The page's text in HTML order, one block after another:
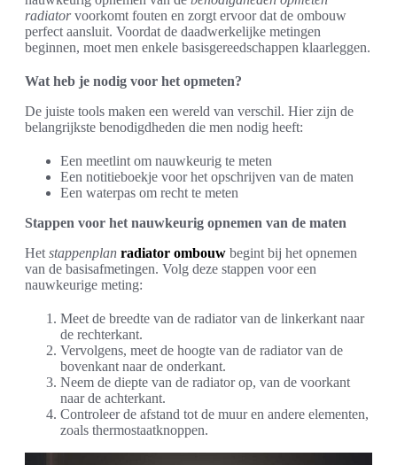
radiatorvoorkomt fouten en zorgt ervoor dat de ombouw
perfect aansluit. Voordat de daadwerkelijke metingen
beginnen, moet men enkele basisgereedschappen klaarleggen.
Wat heb je nodig voor het opmeten?
De juiste tools maken een wereld van verschil. Hier zijn de
belangrijkste benodigdheden die men nodig heeft:
Een meetlint om nauwkeurig te meten
Een notitieboekje voor het opschrijven van de maten
Een waterpas om recht te meten
Stappen voor het nauwkeurig opnemen van de maten
Het stappenplan radiator ombouw begint bij het opnemen
van de basisafmetingen. Volg deze stappen voor een
nauwkeurige meting:
Meet de breedte van de radiator van de linkerkant naar
de rechterkant.
Vervolgens, meet de hoogte van de radiator van de
bovenkant naar de onderkant.
Neem de diepte van de radiator op, van de voorkant
naar de achterkant.
Controleer de afstand tot de muur en andere elementen,
zoals thermostaatknoppen.